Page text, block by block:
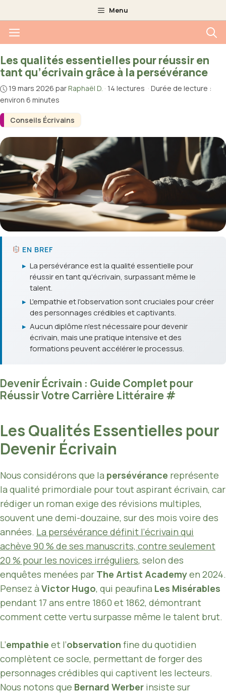
au
contenu
Menu
Menu
Conseils Écrivains
Les qualités essentielles pour réussir en
tant qu’écrivain grâce à la persévérance
19 mars 2026 parRaphaël D. · 14 lectures · Durée de lecture :
environ 6 minutes
EN BREF
▸ La persévérance est la qualité essentielle pour
réussir en tant qu'écrivain, surpassant même le
talent.
▸ L'empathie et l'observation sont cruciales pour créer
des personnages crédibles et captivants.
▸ Aucun diplôme n'est nécessaire pour devenir
écrivain, mais une pratique intensive et des
formations peuvent accélérer le processus.
Devenir Écrivain : Guide Complet pour
Réussir Votre Carrière Littéraire#
Les Qualités Essentielles pour
Devenir Écrivain
Nous considérons que la persévérance représente
la qualité primordiale pour tout aspirant écrivain, car
rédiger un roman exige des révisions multiples,
souvent une demi-douzaine, sur des mois voire des
années. La persévérance définit l’écrivain qui
achève 90 % de ses manuscrits, contre seulement
20 % pour les novices irréguliers, selon des
enquêtes menées par The Artist Academyen 2024.
Pensez à Victor Hugo, qui peaufina Les Misérables
pendant 17 ans entre 1860 et 1862, démontrant
comment cette vertu surpasse même le talent brut.
L’empathie et l’observation fine du quotidien
complètent ce socle, permettant de forger des
personnages crédibles qui captivent les lecteurs.
Nous notons que Bernard Werber insiste sur